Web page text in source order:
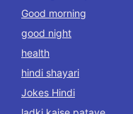
Good morning
good night
health
hindi shayari
Jokes Hindi